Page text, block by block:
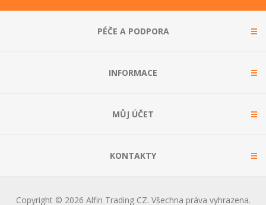
PÉČE A PODPORA
INFORMACE
MŮJ ÚČET
KONTAKTY
Copyright © 2026 Alfin Trading CZ. Všechna práva vyhrazena.